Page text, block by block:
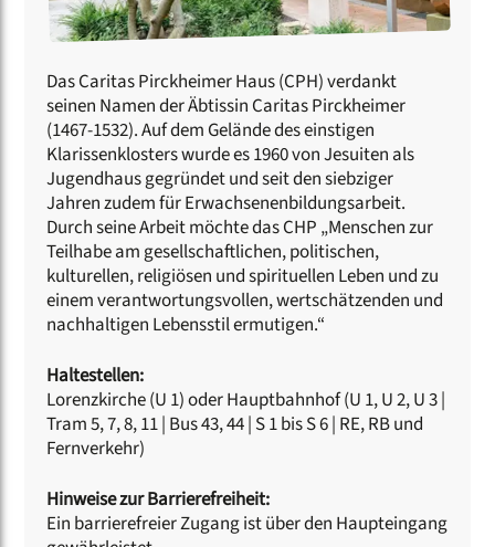
Das Caritas Pirckheimer Haus (CPH) verdankt
seinen Namen der Äbtissin Caritas Pirckheimer
(1467-1532). Auf dem Gelände des einstigen
Klarissenklosters wurde es 1960 von Jesuiten als
Jugendhaus gegründet und seit den siebziger
Jahren zudem für Erwachsenenbildungsarbeit.
Durch seine Arbeit möchte das CHP „Menschen zur
Teilhabe am gesellschaftlichen, politischen,
kulturellen, religiösen und spirituellen Leben und zu
einem verantwortungsvollen, wertschätzenden und
nachhaltigen Lebensstil ermutigen.“
Haltestellen:
Lorenzkirche (U 1) oder Hauptbahnhof (U 1, U 2, U 3 |
Tram 5, 7, 8, 11 | Bus 43, 44 | S 1 bis S 6 | RE, RB und
Fernverkehr)
Hinweise zur Barrierefreiheit:
Ein barrierefreier Zugang ist über den Haupteingang